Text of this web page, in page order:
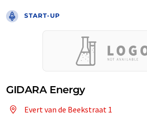
START-UP
GIDARA Energy
Evert van de Beekstraat 1